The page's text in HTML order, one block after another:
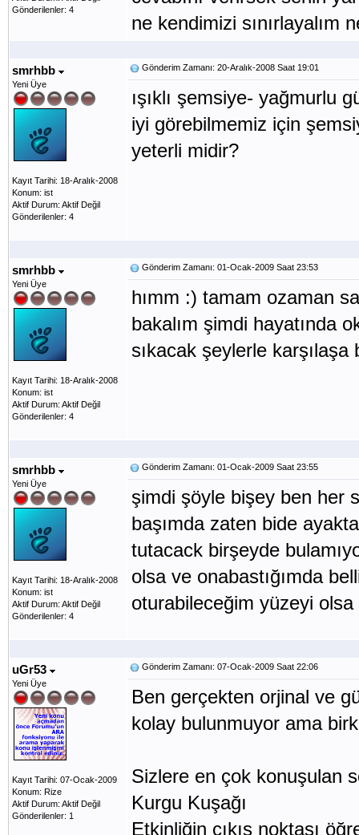
Gönderilenler: 4
ne kendimizi sınırlayalım
smrhbb
Yeni Üye
Kayıt Tarihi: 18-Aralık-2008
Konum: ist
Aktif Durum: Aktif Değil
Gönderilenler: 4
Gönderim Zamanı: 20-Aralık-2008 Saat 19:01
ışıklı şemsiye- yağmurlu
iyi görebilmemiz için
yeterli midir?
smrhbb
Yeni Üye
Kayıt Tarihi: 18-Aralık-2008
Konum: ist
Aktif Durum: Aktif Değil
Gönderilenler: 4
Gönderim Zamanı: 01-Ocak-2009 Saat 23:53
hımm :) tamam ozaman
bakalım şimdi hayatında
sıkacak şeylerle
smrhbb
Yeni Üye
Kayıt Tarihi: 18-Aralık-2008
Konum: ist
Aktif Durum: Aktif Değil
Gönderilenler: 4
Gönderim Zamanı: 01-Ocak-2009 Saat 23:55
şimdi şöyle bişey ben her
başımda zaten bide
tutacack birşeyde
olsa ve onabastığımda
oturabileceğim yüzeyi olsa
uGr53
Yeni Üye
Kayıt Tarihi: 07-Ocak-2009
Konum: Rize
Aktif Durum: Aktif Değil
Gönderilenler: 1
Gönderim Zamanı: 07-Ocak-2009 Saat 22:06
Ben gerçekten orjinal ve
kolay bulunmuyor ama
Sizlere en çok konuşulan
Kurgu Kuşağı
Etkinliğin çıkış noktası